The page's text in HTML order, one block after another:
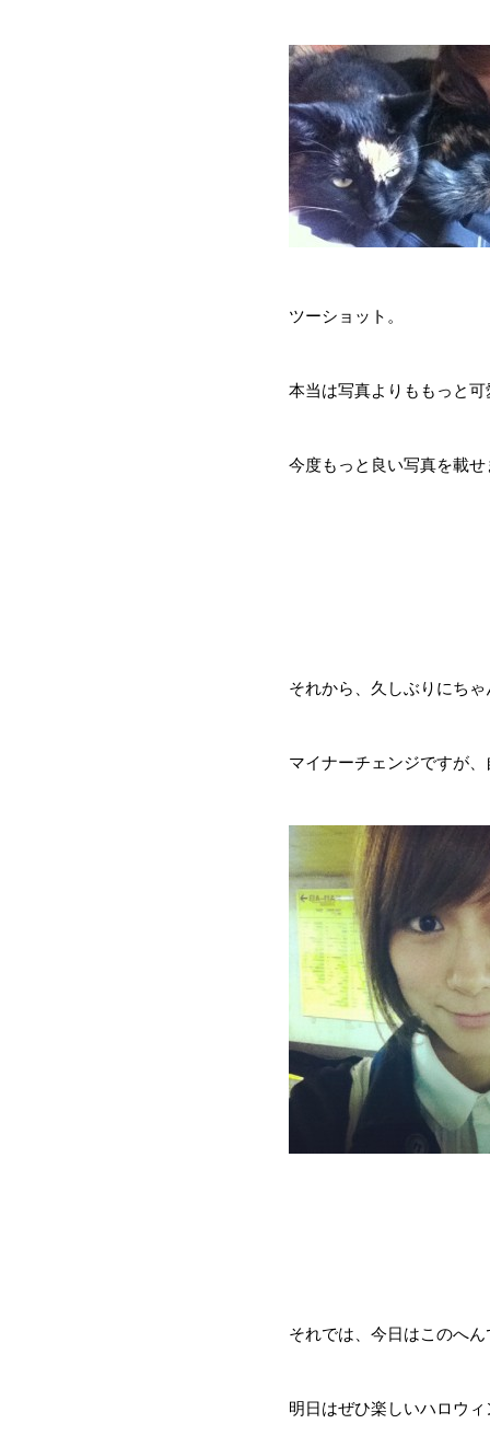
ツーショット。
本当は写真よりももっと
今度もっと良い写真を載せ
それから、久しぶりにち
マイナーチェンジですが
それでは、今日はこのへ
明日はぜひ楽しいハロウ